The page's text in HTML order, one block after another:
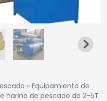
» Equipamiento de
harina de pescado de 2-5T